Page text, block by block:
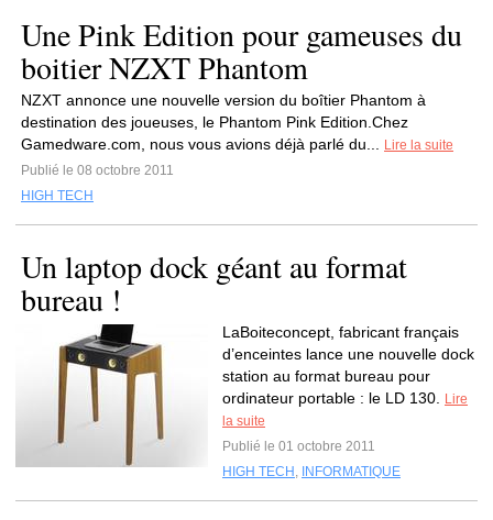
Une Pink Edition pour gameuses du
boitier NZXT Phantom
NZXT annonce une nouvelle version du boîtier Phantom à
destination des joueuses, le Phantom Pink Edition.Chez
Gamedware.com, nous vous avions déjà parlé du...
Lire la suite
Publié le 08 octobre 2011
HIGH TECH
Un laptop dock géant au format
bureau !
LaBoiteconcept, fabricant français
d’enceintes lance une nouvelle dock
station au format bureau pour
ordinateur portable : le LD 130.
Lire
la suite
Publié le 01 octobre 2011
HIGH TECH , INFORMATIQUE